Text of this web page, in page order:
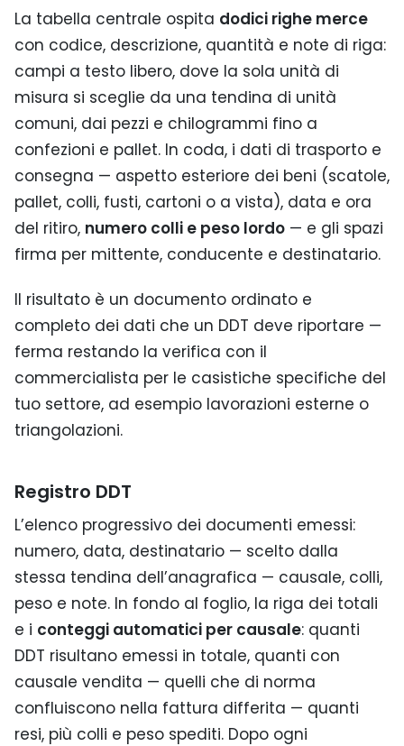
La tabella centrale ospita dodici righe merce
con codice, descrizione, quantità e note di riga:
campi a testo libero, dove la sola unità di
misura si sceglie da una tendina di unità
comuni, dai pezzi e chilogrammi fino a
confezioni e pallet. In coda, i dati di trasporto e
consegna — aspetto esteriore dei beni (scatole,
pallet, colli, fusti, cartoni o a vista), data e ora
del ritiro, numero colli e peso lordo — e gli spazi
firma per mittente, conducente e destinatario.
Il risultato è un documento ordinato e
completo dei dati che un DDT deve riportare —
ferma restando la verifica con il
commercialista per le casistiche specifiche del
tuo settore, ad esempio lavorazioni esterne o
triangolazioni.
Registro DDT
L’elenco progressivo dei documenti emessi:
numero, data, destinatario — scelto dalla
stessa tendina dell’anagrafica — causale, colli,
peso e note. In fondo al foglio, la riga dei totali
e i conteggi automatici per causale: quanti
DDT risultano emessi in totale, quanti con
causale vendita — quelli che di norma
confluiscono nella fattura differita — quanti
resi, più colli e peso spediti. Dopo ogni